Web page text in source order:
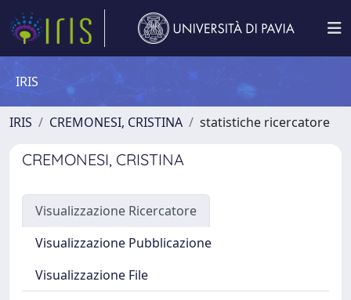
IRIS
IRIS CREMONESI, CRISTINA statistiche ricercatore
CREMONESI, CRISTINA
Visualizzazione Ricercatore
Visualizzazione Pubblicazione
Visualizzazione File